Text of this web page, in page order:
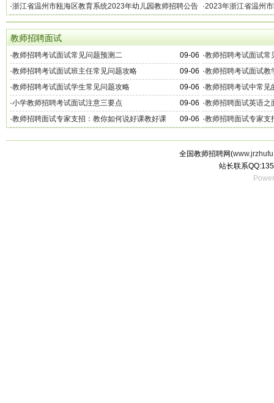
招聘公告（110名）
·浙江省温州市瓯海区教育系统2023年幼儿园教师招聘公告
（50名）
·2023年浙江省温州
单及开展资格复审有
教师招聘面试
09-06
·教师招聘考试面试常见问题预测二 ·教师招聘考试面试常
09-06
·教师招聘考试面试班主任常见问题攻略 ·教师招聘考试面试教
09-06
·教师招聘考试面试学生常见问题攻略 ·教师招聘考试中常见
09-06
·小学教师招聘考试面试注意三要点 ·教师招聘面试英语之
09-06
·教师招聘面试专家支招：教你如何说好课教好课 ·教师招聘面试专家支
全国教师招聘网(
站长联系